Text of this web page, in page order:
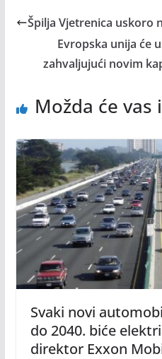
Špilja Vjetrenica uskoro
Evropska unija će
zahvaljujući novim
Možda će
Svaki novi
do 2040. biće
direktor Exxon